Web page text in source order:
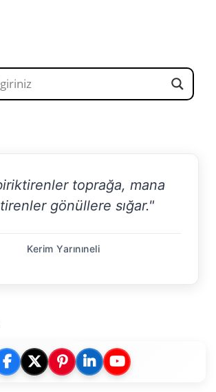
toprağa, mana
gönüllere sığar."
Kerim Yarınıneli